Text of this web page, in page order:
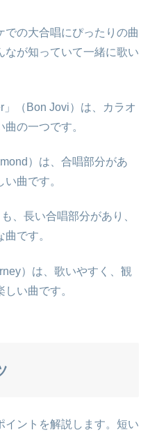
での大合唱にぴったりの曲
なが知っていて一緒に歌い
」（Bon Jovi）は、カラオ
の一つです。
）は、合唱部分があ
曲です。
、長い合唱部分があり、
です。
）は、歌いやすく、観
い曲です。
イントを解説します。短い